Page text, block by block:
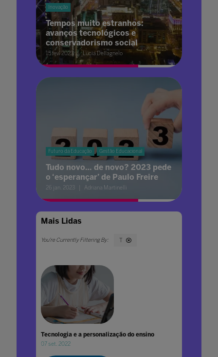
Inovação
Tempos muito estranhos:
avanços tecnológicos e
conservadorismo social
15 fev. 2023 Lucia Dellagnelo
Futuro da Educação Gestão Educacional
Tudo novo… de novo? 2023 pede
o ‘esperançar’ de Paulo Freire
26 jan. 2023 Adriana Martinelli
Mais Lidas
T
Tecnologia e a personalização do ensino
07 set. 2022